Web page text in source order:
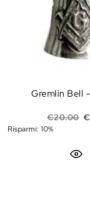
Gremlin Bell
€20.00 Il
€
Risparmi: 10%